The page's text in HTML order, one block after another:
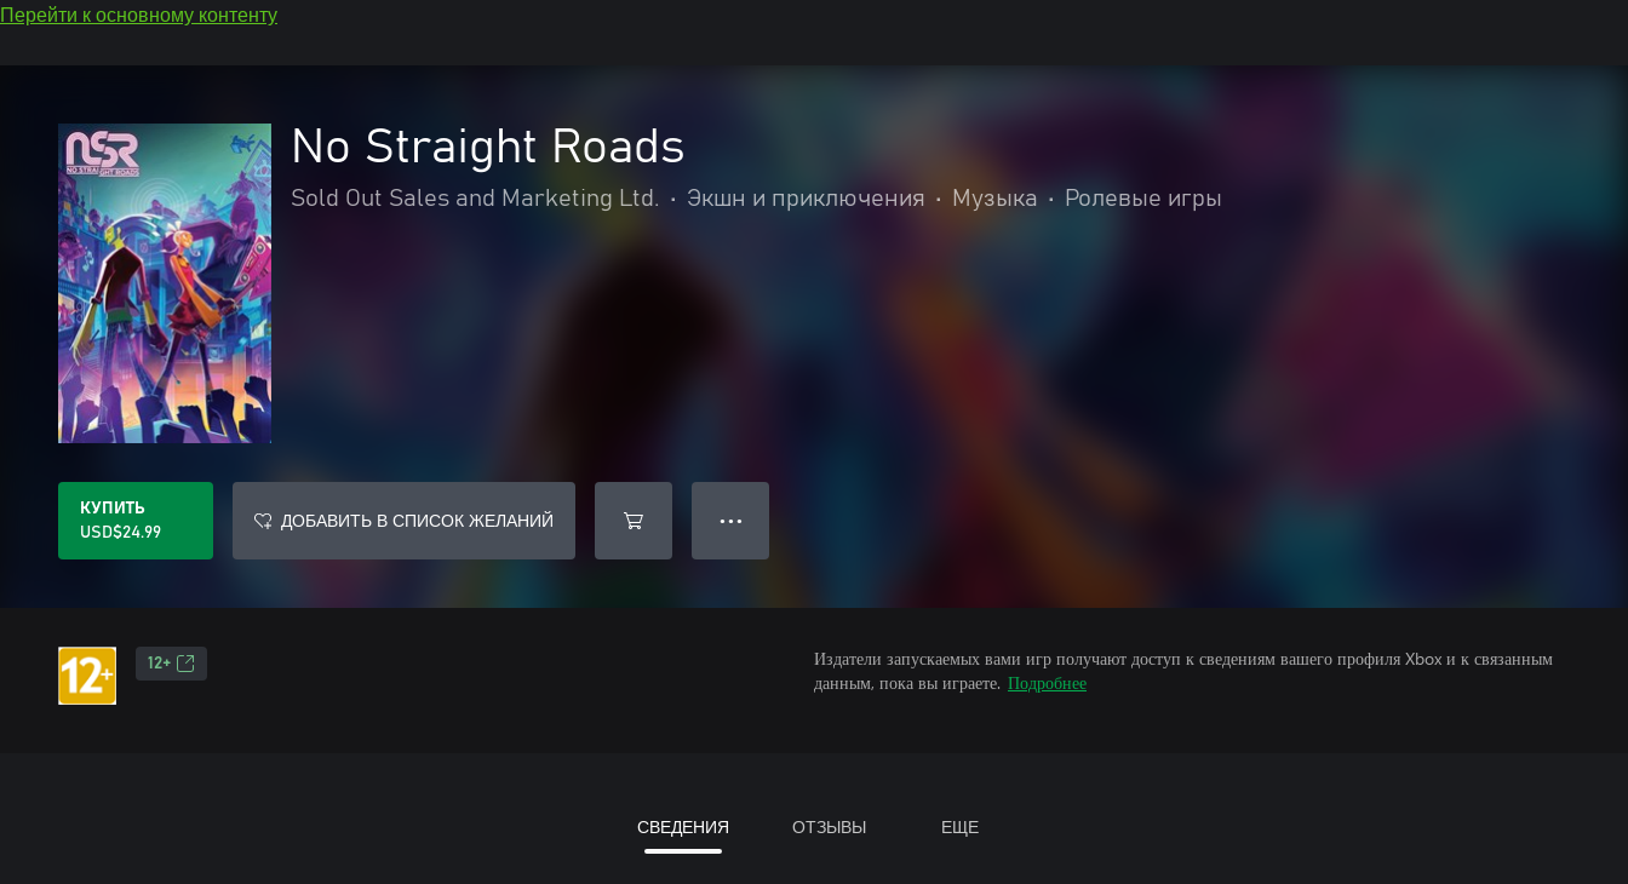
Перейти к основному контенту
No Straight Roads
Sold Out Sales and Marketing Ltd. • Экшн и приключения • Музыка • Ролевые игры
КУПИТЬ
USD$24.99
ДОБАВИТЬ В СПИСОК ЖЕЛАНИЙ ● ● ●
12+
Издатели запускаемых вами игр получают доступ к сведениям вашего профиля Xbox и к связанным
данным, пока вы играете. Подробнее
СВЕДЕНИЯ ОТЗЫВЫ ЕЩЕ